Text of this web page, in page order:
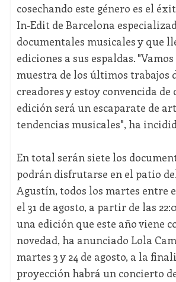
cosechando este género es el
In-Edit de Barcelona
documentales musicales y que
ediciones a sus espaldas.
muestra de los últimos trabajos
creadores y estoy convencida de
edición será un escaparate de
tendencias musicales", ha
En total serán siete los
podrán disfrutarse en el patio
Agustín, todos los martes entre
el 31 de agosto, a partir de las
una edición que este año viene
novedad, ha anunciado Lola
martes 3 y 24 de agosto, a la
proyección habrá un concierto